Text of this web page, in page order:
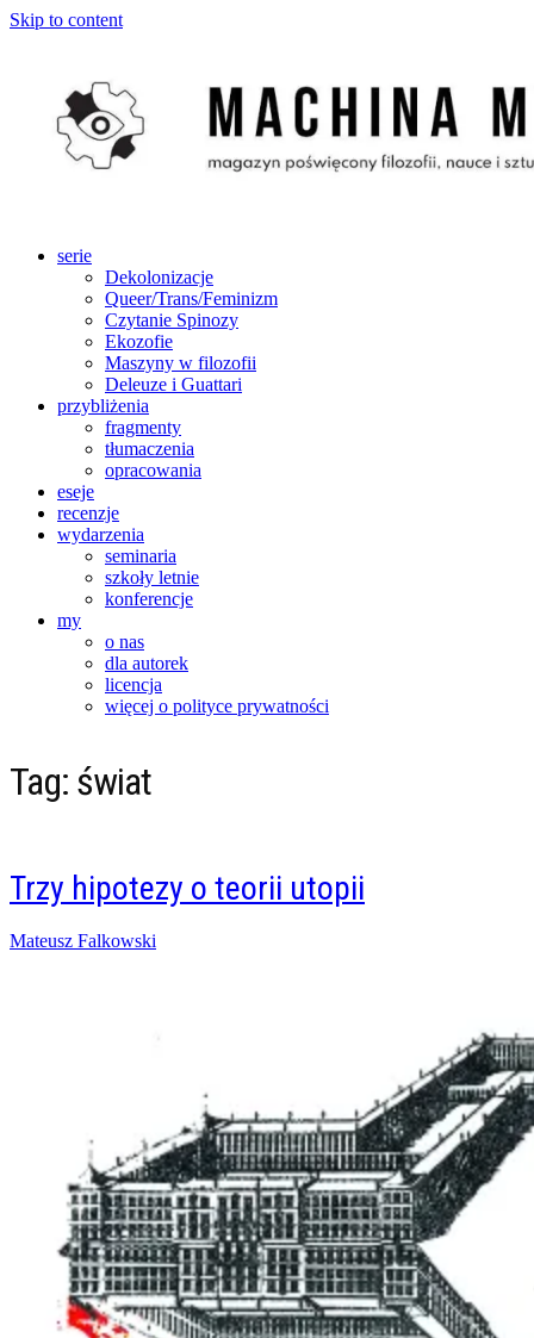
Skip to content
serie
Dekolonizacje
Queer/Trans/Feminizm
Czytanie Spinozy
Ekozofie
Maszyny w filozofii
Deleuze i Guattari
przybliżenia
fragmenty
tłumaczenia
opracowania
eseje
recenzje
wydarzenia
seminaria
szkoły letnie
konferencje
my
o nas
dla autorek
licencja
więcej o polityce prywatności
Tag: świat
Trzy hipotezy o teorii utopii
Posted
Mateusz Falkowski